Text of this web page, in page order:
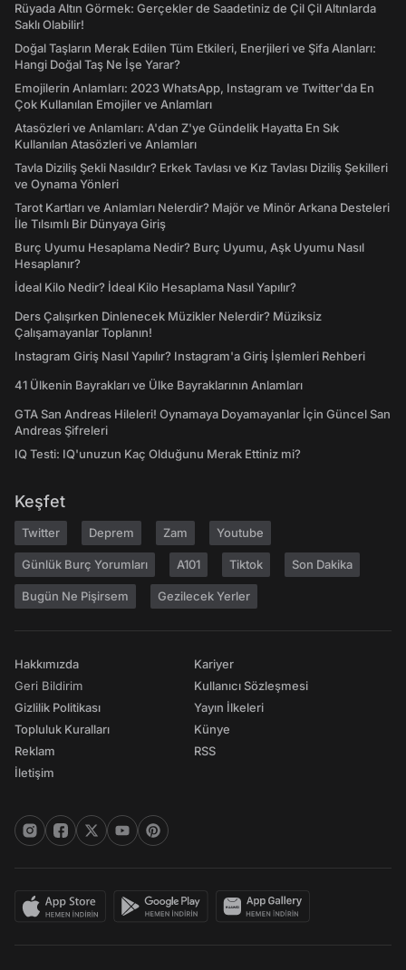
Rüyada Altın Görmek: Gerçekler de Saadetiniz de Çil Çil Altınlarda
Saklı Olabilir!
Doğal Taşların Merak Edilen Tüm Etkileri, Enerjileri ve Şifa Alanları:
Hangi Doğal Taş Ne İşe Yarar?
Emojilerin Anlamları: 2023 WhatsApp, Instagram ve Twitter'da En
Çok Kullanılan Emojiler ve Anlamları
Atasözleri ve Anlamları: A'dan Z'ye Gündelik Hayatta En Sık
Kullanılan Atasözleri ve Anlamları
Tavla Diziliş Şekli Nasıldır? Erkek Tavlası ve Kız Tavlası Diziliş Şekilleri
ve Oynama Yönleri
Tarot Kartları ve Anlamları Nelerdir? Majör ve Minör Arkana Desteleri
İle Tılsımlı Bir Dünyaya Giriş
Burç Uyumu Hesaplama Nedir? Burç Uyumu, Aşk Uyumu Nasıl
Hesaplanır?
İdeal Kilo Nedir? İdeal Kilo Hesaplama Nasıl Yapılır?
Ders Çalışırken Dinlenecek Müzikler Nelerdir? Müziksiz
Çalışamayanlar Toplanın!
Instagram Giriş Nasıl Yapılır? Instagram'a Giriş İşlemleri Rehberi
41 Ülkenin Bayrakları ve Ülke Bayraklarının Anlamları
GTA San Andreas Hileleri! Oynamaya Doyamayanlar İçin Güncel San
Andreas Şifreleri
IQ Testi: IQ'unuzun Kaç Olduğunu Merak Ettiniz mi?
Keşfet
Twitter Deprem Zam Youtube
Günlük Burç Yorumları A101 Tiktok Son Dakika
Bugün Ne Pişirsem Gezilecek Yerler
Hakkımızda
Geri Bildirim
Gizlilik Politikası
Topluluk Kuralları
Reklam
İletişim
Kariyer
Kullanıcı Sözleşmesi
Yayın İlkeleri
Künye
RSS